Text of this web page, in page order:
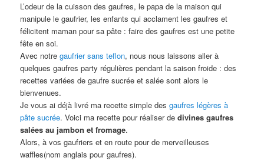
L’odeur de la cuisson des gaufres, le papa de la maison qui
manipule le gaufrier, les enfants qui acclament les gaufres et
félicitent maman pour sa pâte : faire des gaufres est une petite
fête en soi.
Avec notregaufrier sans teflon, nous nous laissons aller à
quelques gaufres party régulières pendant la saison froide : des
recettes variées de gaufre sucrée et salée sont alors le
bienvenues.
Je vous ai déjà livré ma recette simple desgaufres légères à
pâte sucrée. Voici ma recette pour réaliser dedivines gaufres
salées au jambon et fromage.
Alors, à vos gaufriers et en route pour de merveilleuses
waffles(nom anglais pour gaufres).